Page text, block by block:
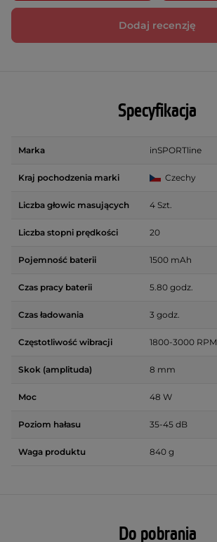
Dodaj recenzję
Specyfikacja
Marka inSPORTline
Kraj pochodzenia marki Czechy
Liczba głowic masujących 4 Szt.
Liczba stopni prędkości 20
Pojemność baterii 1500 mAh
Czas pracy baterii 5.80 godz.
Czas ładowania 3 godz.
Częstotliwość wibracji 1800-3000 RPM
Skok (amplituda) 8 mm
Moc 48 W
Poziom hałasu 35-45 dB
Waga produktu 840 g
Do pobrania